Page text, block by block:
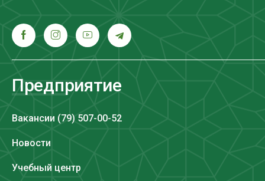
Предприятие
Вакансии (79) 507-00-52
Новости
Учебный центр